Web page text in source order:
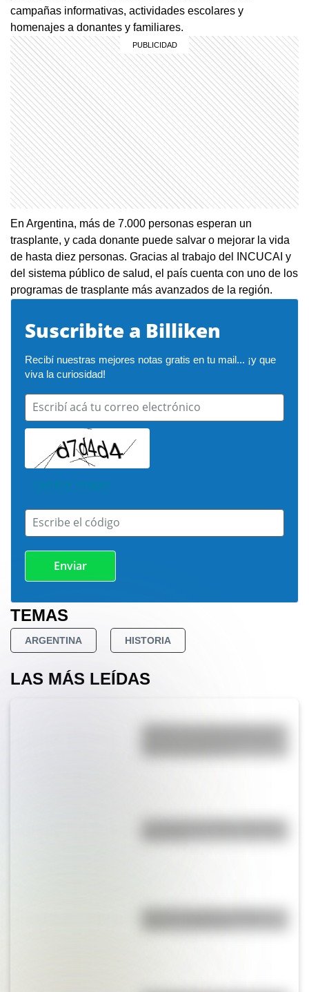
campañas informativas, actividades escolares y
homenajes a donantes y familiares.
En Argentina, más de 7.000 personas esperan un
trasplante, y cada donante puede salvar o mejorar la vida
de hasta diez personas. Gracias al trabajo del INCUCAI y
del sistema público de salud, el país cuenta con uno de los
programas de trasplante más avanzados de la región.
Suscribite a Billiken
Recibí nuestras mejores notas gratis en tu mail... ¡y que
viva la curiosidad!
Escribí acá tu correo electrónico
Cambiar imagen
Escribe el código
TEMAS
ARGENTINA HISTORIA
LAS MÁS LEÍDAS
¿Sabías que Argentina tuvo la
Bandera de Bolivia: historia,
origen y significado